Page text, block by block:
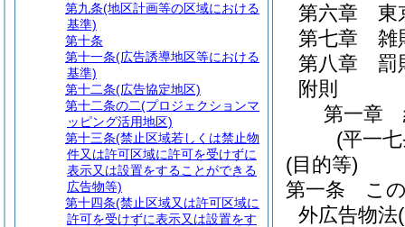
第六章
東
第七章
雑
第八章
罰
附則
第一章
(平一
(目的等)
第一条
こ
外広告物法
第九条(地区計画等の区域における
基準)
第十条
第十一条(広告誘導地区等における
基準)
第十二条(広告協定地区)
第十二条の二(プロジェクションマ
ッピング活用地区)
第十三条(禁止区域若しくは禁止物
件又は許可区域に許可を受けずに
表示又は設置をすることができる
広告物等)
第十四条(禁止区域又は許可区域に
許可を受けずに表示又は設置をす